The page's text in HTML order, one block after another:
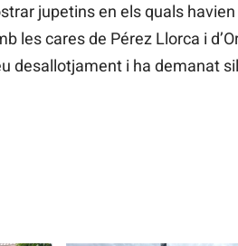
jupetins en els quals
les cares de Pérez Llorca i
desallotjament i ha demanat